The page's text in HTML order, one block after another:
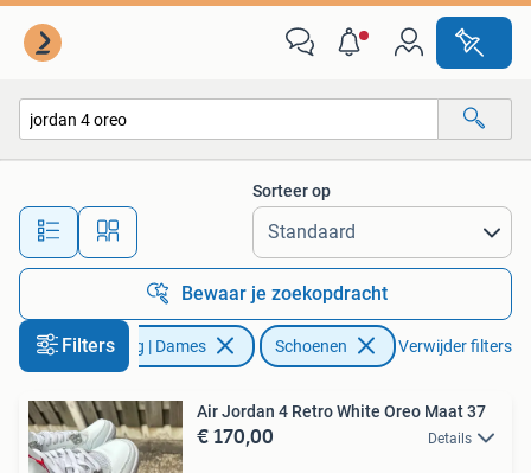
Alle afstanden…
Sorteer op
Bewaar je zoekopdracht
FiltersKleding | Dames Schoenen Verwijder filters
Air Jordan 4 Retro White Oreo Maat 37
€ 170,00 Details